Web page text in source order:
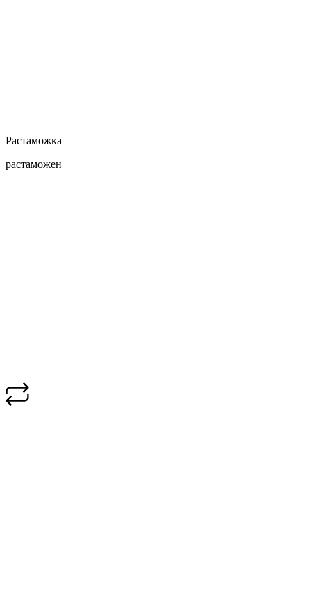
Растаможка
растаможен